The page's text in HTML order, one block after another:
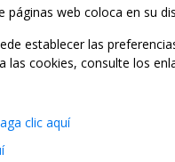
web coloca en su
establecer las
cookies, consulte los
clic aquí